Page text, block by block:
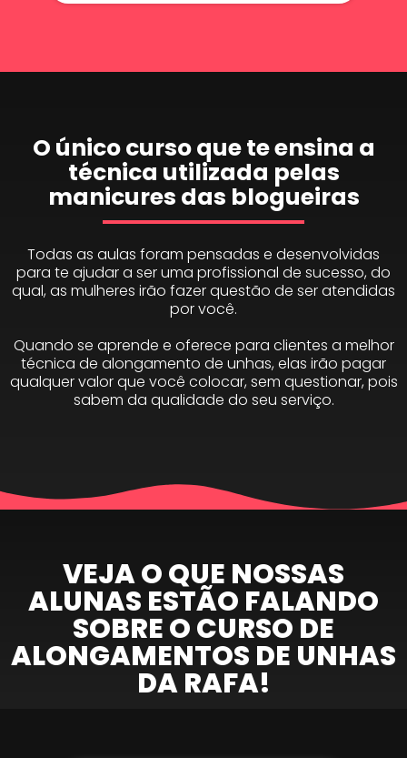
O único curso que te ensina a
técnica utilizada pelas
manicures das blogueiras
Todas as aulas foram pensadas e desenvolvidas
para te ajudar a ser uma profissional de sucesso, do
qual, as mulheres irão fazer questão de ser atendidas
por você.
Quando se aprende e oferece para clientes a melhor
técnica de alongamento de unhas, elas irão pagar
qualquer valor que você colocar, sem questionar, pois
sabem da qualidade do seu serviço.
VEJA O QUE NOSSAS
ALUNAS ESTÃO FALANDO
SOBRE O CURSO DE
ALONGAMENTOS DE UNHAS
DA RAFA!